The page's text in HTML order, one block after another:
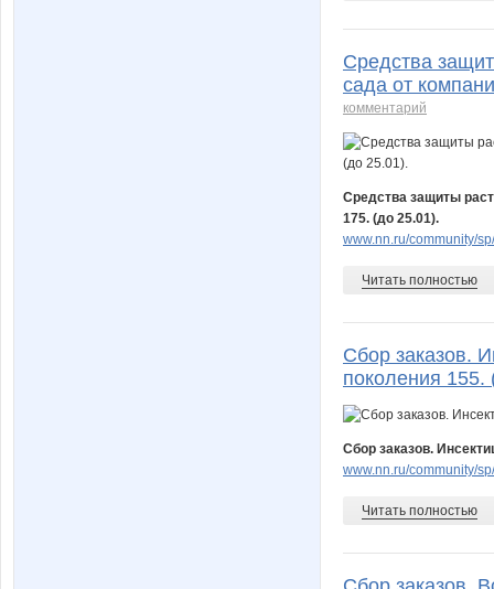
Средства
сада от
комментарий
Средства защиты
175. (до 25.01).
www.nn.ru/community/
Читать полностью
Сбор заказов.
поколения 155.
Сбор заказов.
www.nn.ru/community/
Читать полностью